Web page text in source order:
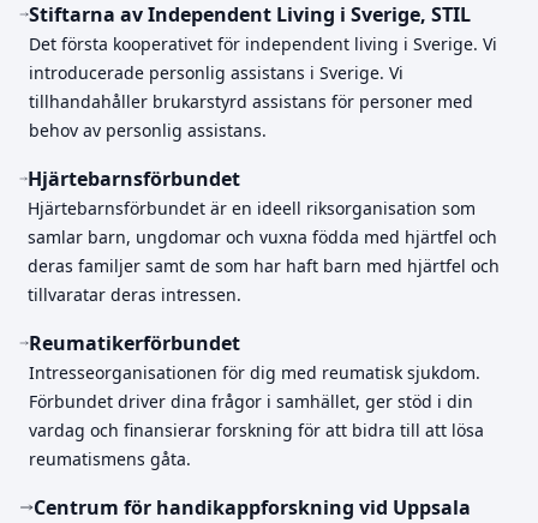
Stiftarna av Independent Living i Sverige, STIL
Det första kooperativet för independent living i Sverige. Vi
introducerade personlig assistans i Sverige. Vi
tillhandahåller brukarstyrd assistans för personer med
behov av personlig assistans.
Hjärtebarnsförbundet
Hjärtebarnsförbundet är en ideell riksorganisation som
samlar barn, ungdomar och vuxna födda med hjärtfel och
deras familjer samt de som har haft barn med hjärtfel och
tillvaratar deras intressen.
Reumatikerförbundet
Intresseorganisationen för dig med reumatisk sjukdom.
Förbundet driver dina frågor i samhället, ger stöd i din
vardag och finansierar forskning för att bidra till att lösa
reumatismens gåta.
Centrum för handikappforskning vid Uppsala